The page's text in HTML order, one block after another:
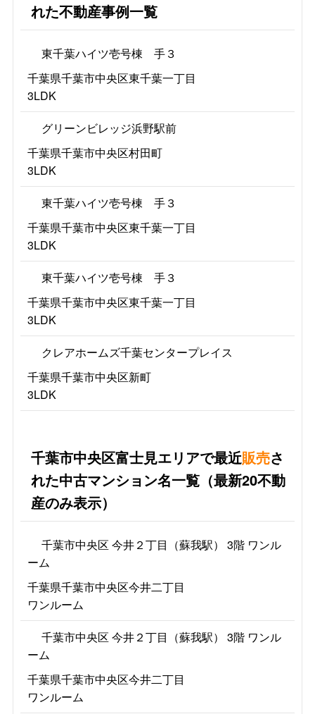
れた不動産事例一覧
東千葉ハイツ壱号棟 手３
千葉県千葉市中央区東千葉一丁目
3LDK
グリーンビレッジ浜野駅前
千葉県千葉市中央区村田町
3LDK
東千葉ハイツ壱号棟 手３
千葉県千葉市中央区東千葉一丁目
3LDK
東千葉ハイツ壱号棟 手３
千葉県千葉市中央区東千葉一丁目
3LDK
クレアホームズ千葉センタープレイス
千葉県千葉市中央区新町
3LDK
千葉市中央区富士見エリアで最近販売さ
れた中古マンション名一覧（最新20不動
産のみ表示）
千葉市中央区 今井２丁目（蘇我駅） 3階 ワンル
ーム
千葉県千葉市中央区今井二丁目
ワンルーム
千葉市中央区 今井２丁目（蘇我駅） 3階 ワンル
ーム
千葉県千葉市中央区今井二丁目
ワンルーム